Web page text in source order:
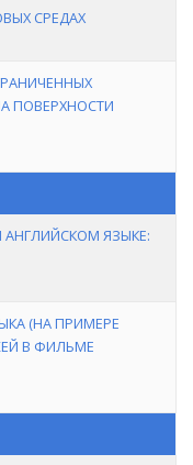
СРЕДАХ
ПОВЕРХНОСТИ
ЯЗЫКЕ:
(НА ПРИМЕРЕ
В ФИЛЬМЕ